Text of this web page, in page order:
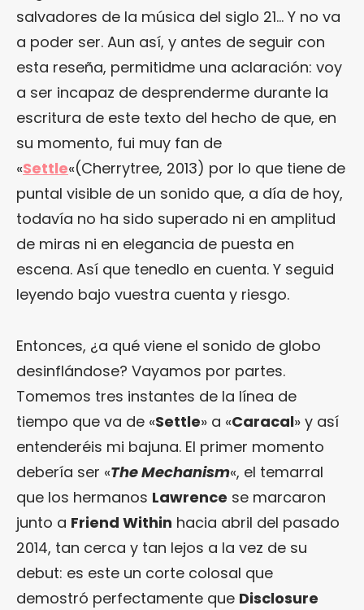
salvadores de la música del siglo 21… Y no va
a poder ser. Aun así, y antes de seguir con
esta reseña, permitidme una aclaración: voy
a ser incapaz de desprenderme durante la
escritura de este texto del hecho de que, en
su momento, fui muy fan de
«Settle«(Cherrytree, 2013) por lo que tiene de
puntal visible de un sonido que, a día de hoy,
todavía no ha sido superado ni en amplitud
de miras ni en elegancia de puesta en
escena. Así que tenedlo en cuenta. Y seguid
leyendo bajo vuestra cuenta y riesgo.
Entonces, ¿a qué viene el sonido de globo
desinflándose? Vayamos por partes.
Tomemos tres instantes de la línea de
tiempo que va de «Settle» a «Caracal» y así
entenderéis mi bajuna. El primer momento
debería ser «The Mechanism«, el temarral
que los hermanos Lawrence se marcaron
junto a Friend Within hacia abril del pasado
2014, tan cerca y tan lejos a la vez de su
debut: es este un corte colosal que
demostró perfectamente que Disclosure